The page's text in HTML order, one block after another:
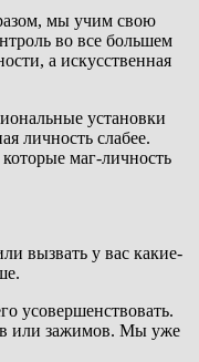
мы учим свою
во все большем
а искусственная
установки
личность слабее.
маг-личность
вызвать у вас какие-
усовершенствовать.
или зажимов. Мы уже